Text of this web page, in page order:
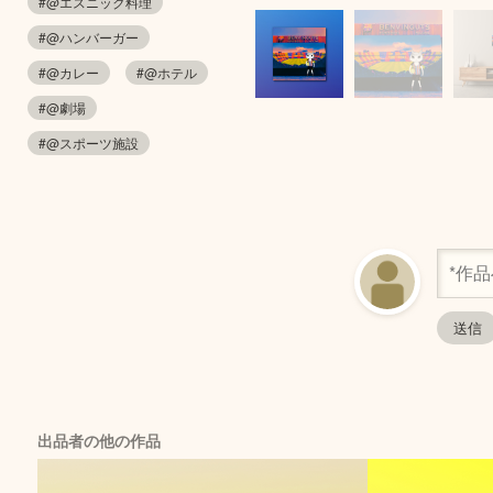
#@ハンバーガー
#@カレー
#@ホテル
#@劇場
#@スポーツ施設
出品者の他の作品